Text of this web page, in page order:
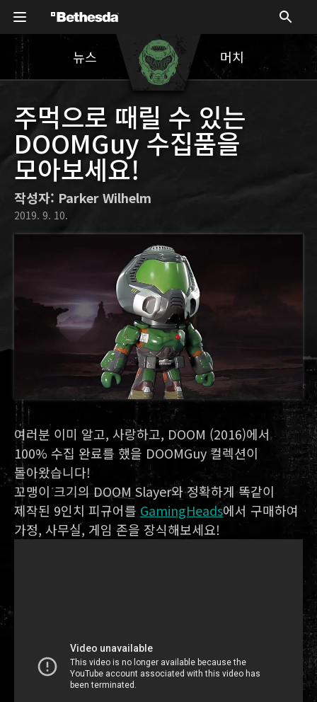
뉴스 머치
주먹으로 때릴 수 있는
DOOMGuy 수집품을
모아보세요!
작성자: Parker Wilhelm
2019. 9. 10.
여러분 이미 알고, 사랑하고, DOOM (2016)에서
100% 수집 완료를 했을 DOOMGuy 컬렉션이
돌아왔습니다!
꼬맹이 크기의 DOOM Slayer와 정확하게 똑같이
제작된 9인치 피규어를 GamingHeads에서 구매하여
가정, 사무실, 게임 존을 장식해보세요!